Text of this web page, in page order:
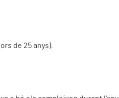
de 25 anys).